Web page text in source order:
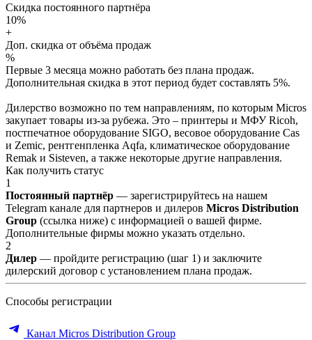
Скидка постоянного партнёра
10%
+
Доп. скидка от объёма продаж
%
Первые 3 месяца можно работать без плана продаж.
Дополнительная скидка в этот период будет составлять 5%.
Дилерство возможно по тем направлениям, по которым Micros
закупает товары из-за рубежа. Это – принтеры и МФУ Ricoh,
постпечатное оборудование SIGO, весовое оборудование Cas
и Zemic, рентгенпленка Aqfa, климатическое оборудование
Remak и Sisteven, а также некоторые другие направления.
Как получить статус
1
Постоянный партнёр — зарегистрируйтесь на нашем
Telegram канале для партнеров и дилеров Micros Distribution
Group (ссылка ниже) с информацией о вашей фирме.
Дополнительные фирмы можно указать отдельно.
2
Дилер — пройдите регистрацию (шаг 1) и заключите
дилерский договор с установлением плана продаж.
Способы регистрации
Канал Micros Distribution Group